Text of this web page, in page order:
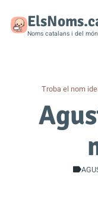
Noms catalans i del món
Troba el nom